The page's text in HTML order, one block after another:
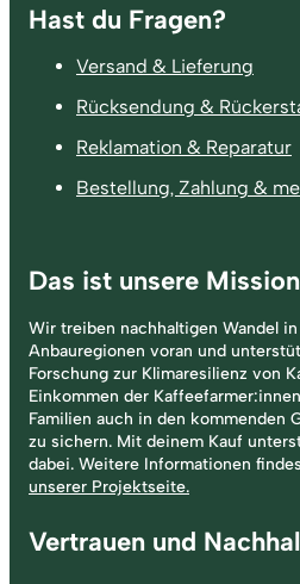
Fußzeile
Hast du Fragen?
Versand & Lieferung
Rücksendung &
Reklamation & Reparatur
Bestellung, Zahlung &
Das ist unsere Mission
Wir treiben nachhaltigen Wandel in
Anbauregionen voran und
Forschung zur Klimaresilienz von
Einkommen der
Familien auch in den kommenden
zu sichern. Mit deinem Kauf
dabei. Weitere Informationen
unserer Projektseite.
Vertrauen und